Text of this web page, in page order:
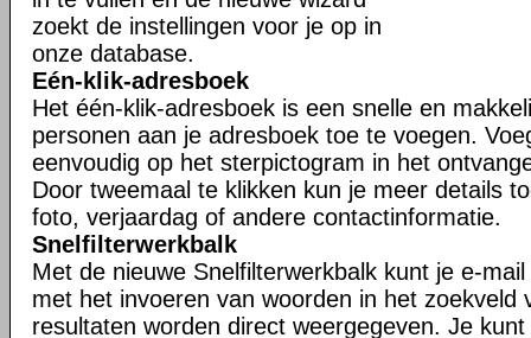
zoekt de instellingen voor je op in
onze database.
Eén-klik-adresboek
Het één-klik-adresboek is een snelle en
personen aan je adresboek toe te voegen.
eenvoudig op het sterpictogram in het
Door tweemaal te klikken kun je meer details
foto, verjaardag of andere contactinformatie.
Snelfilterwerkbalk
Met de nieuwe Snelfilterwerkbalk kunt je e-
met het invoeren van woorden in het zoekveld
resultaten worden direct weergegeven. Je